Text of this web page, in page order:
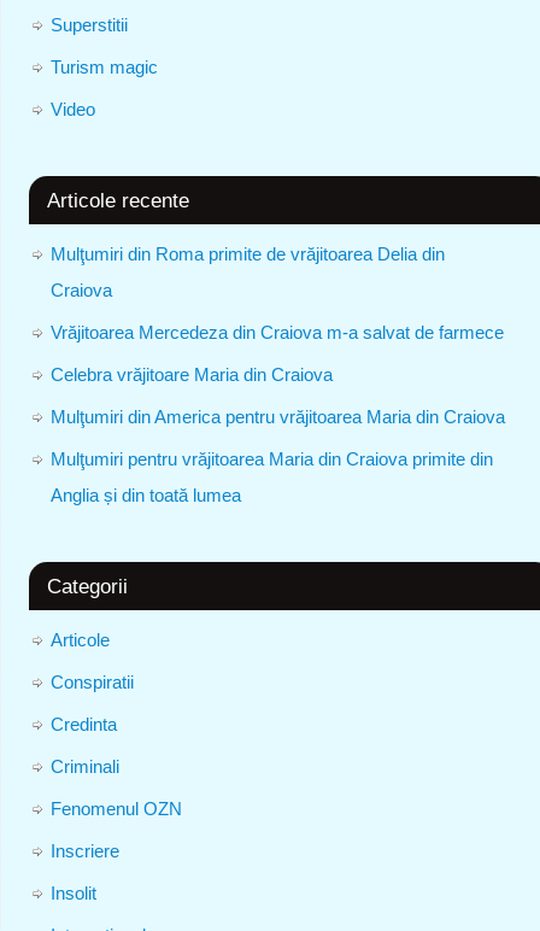
Superstitii
Turism magic
Video
Articole recente
Mulţumiri din Roma primite de vrăjitoarea Delia din
Craiova
Vrăjitoarea Mercedeza din Craiova m-a salvat de farmece
Celebra vrăjitoare Maria din Craiova
Mulţumiri din America pentru vrăjitoarea Maria din Craiova
Mulţumiri pentru vrăjitoarea Maria din Craiova primite din
Anglia și din toată lumea
Categorii
Articole
Conspiratii
Credinta
Criminali
Fenomenul OZN
Inscriere
Insolit